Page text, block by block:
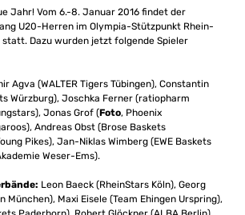
Jahr! Vom 6.-8. Januar 2016 findet der
U20-Herren im Olympia-Stützpunkt Rhein-
statt. Dazu wurden jetzt folgende Spieler
Agva (WALTER Tigers Tübingen), Constantin
Würzburg), Joschka Ferner (ratiopharm
Jonas Grof (Foto, Phoenix
Andreas Obst (Brose Baskets
Pikes), Jan-Niklas Wimberg (EWE Baskets
Weser-Ems).
Leon Baeck (RheinStars Köln), Georg
München), Maxi Eisele (Team Ehingen Urspring),